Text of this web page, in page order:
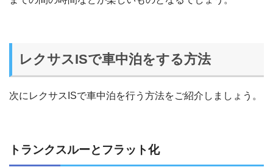
レクサスISで車中泊をする方法
次にレクサスISで車中泊を行う方法をご紹介しましょう。
トランクスルーとフラット化